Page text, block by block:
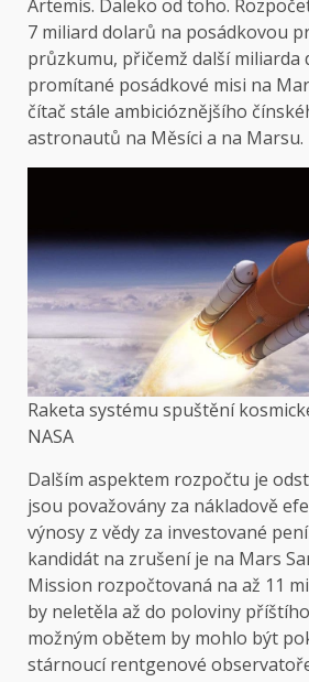
Artemis. Daleko od toho.
7 miliard dolarů na posádkovou
průzkumu, přičemž další miliarda
promítané posádkové misi na
čítač stále ambicióznějšího
astronautů na Měsíci a na Marsu.
Raketa systému spuštění
NASA
Dalším aspektem rozpočtu je
jsou považovány za nákladově
výnosy z vědy za investované
kandidát na zrušení je na Mars
Mission rozpočtovaná na až 11
by neletěla až do poloviny
možným obětem by mohlo být
stárnoucí rentgenové